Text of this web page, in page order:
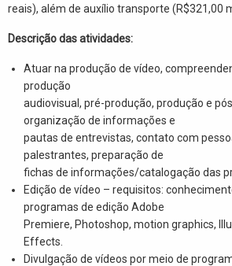
reais), além de auxílio transporte (R$321,00
Descrição das atividades:
Atuar na produção de vídeo,
produção
audiovisual, pré-produção, produção e
organização de informações e
pautas de entrevistas, contato com
palestrantes, preparação de
fichas de informações/catalogação das
Edição de vídeo – requisitos:
programas de edição Adobe
Premiere, Photoshop, motion graphics,
Effects.
Divulgação de vídeos por meio de